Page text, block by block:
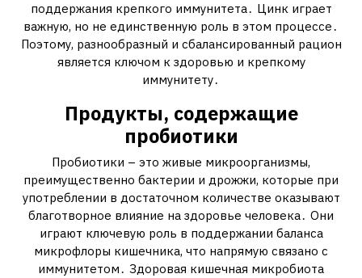
поддержания крепкого иммунитета․ Цинк играет
важную, но не единственную роль в этом процессе․
Поэтому, разнообразный и сбалансированный рацион
является ключом к здоровью и крепкому
иммунитету․
Продукты, содержащие
пробиотики
Пробиотики – это живые микроорганизмы,
преимущественно бактерии и дрожжи, которые при
употреблении в достаточном количестве оказывают
благотворное влияние на здоровье человека․ Они
играют ключевую роль в поддержании баланса
микрофлоры кишечника, что напрямую связано с
иммунитетом․ Здоровая кишечная микробиота